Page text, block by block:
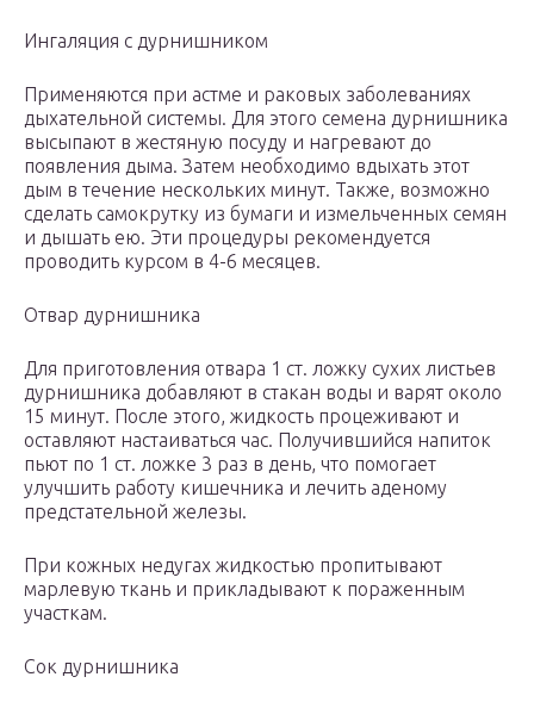
Ингаляция с дурнишником
Применяются при астме и раковых заболеваниях
дыхательной системы. Для этого семена дурнишника
высыпают в жестяную посуду и нагревают до
появления дыма. Затем необходимо вдыхать этот
дым в течение нескольких минут. Также, возможно
сделать самокрутку из бумаги и измельченных семян
и дышать ею. Эти процедуры рекомендуется
проводить курсом в 4-6 месяцев.
Отвар дурнишника
Для приготовления отвара 1 ст. ложку сухих листьев
дурнишника добавляют в стакан воды и варят около
15 минут. После этого, жидкость процеживают и
оставляют настаиваться час. Получившийся напиток
пьют по 1 ст. ложке 3 раз в день, что помогает
улучшить работу кишечника и лечить аденому
предстательной железы.
При кожных недугах жидкостью пропитывают
марлевую ткань и прикладывают к пораженным
участкам.
Сок дурнишника